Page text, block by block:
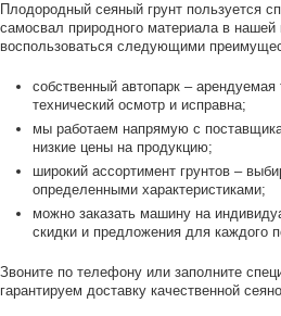
Плодородный сеяный грунт пользуется
самосвал природного материала в
воспользоваться следующими
собственный автопарк – арендуемая
технический осмотр и исправна;
мы работаем напрямую с
низкие цены на продукцию;
широкий ассортимент грунтов –
определенными характеристиками;
можно заказать машину на
скидки и предложения для каждого
Звоните по телефону или заполните
гарантируем доставку качественной